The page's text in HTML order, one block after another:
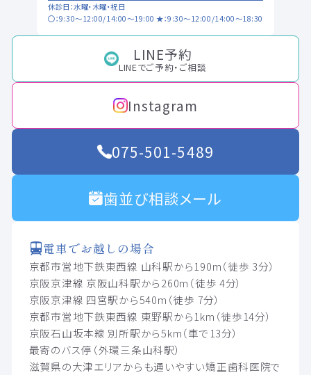
休診日：水曜・木曜・祝日
〇：9:30～12:00/14:00～19:00 ★：9:30～12:00/14:00～18:30
LINE予約
LINEでご予約・ご相談
Instagram
075-501-5489
歯並び相談メール
電車でお越しの場合
京都市営地下鉄東西線 山科駅から190m（徒歩 3分）
京阪京津線 京阪山科駅から260m（徒歩 4分）
京阪京津線 四宮駅から540m（徒歩 7分）
京都市営地下鉄東西線 東野駅から1km（徒歩14分）
京阪石山坂本線 別所駅から5km（車で13分）
最寄のバス停（外環三条山科駅）
滋賀県の大津エリアからも通いやすい矯正歯科医院で